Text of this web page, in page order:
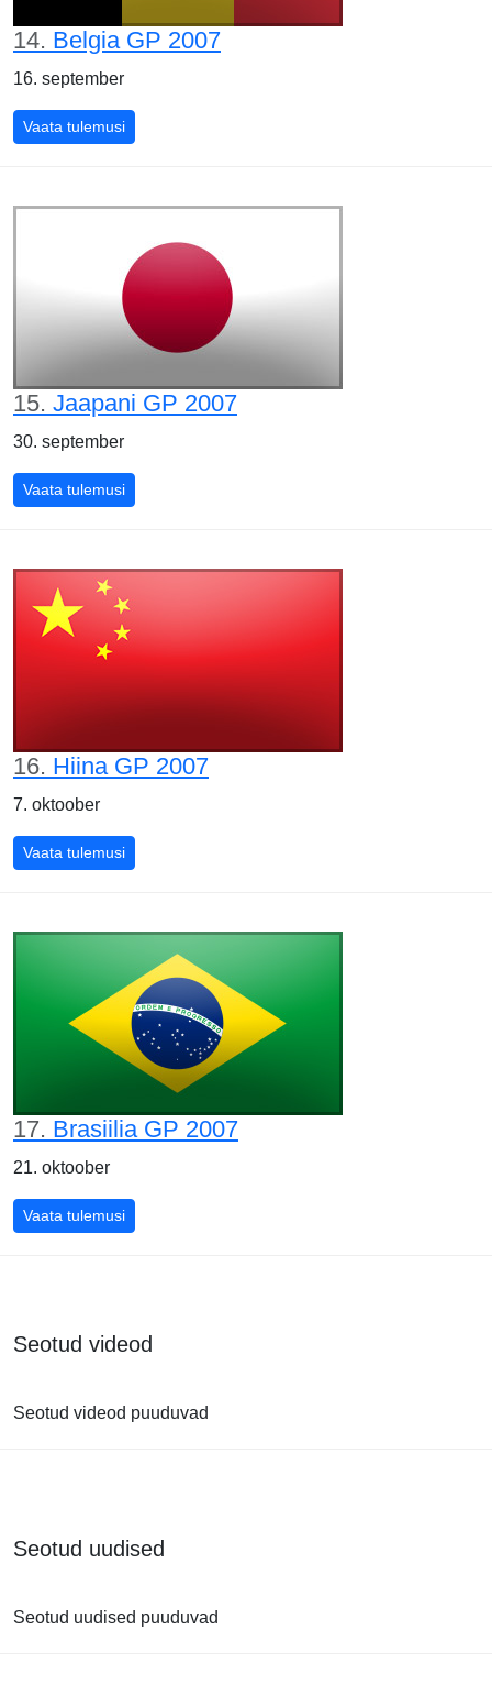
14. Belgia GP 2007
16. september
Vaata tulemusiBelgia GP 2007
15. Jaapani GP 2007
30. september
Vaata tulemusiJaapani GP 2007
16. Hiina GP 2007
7. oktoober
Vaata tulemusiHiina GP 2007
17. Brasiilia GP 2007
21. oktoober
Vaata tulemusiBrasiilia GP 2007
Seotud videod
Seotud videod puuduvad
Seotud uudised
Seotud uudised puuduvad